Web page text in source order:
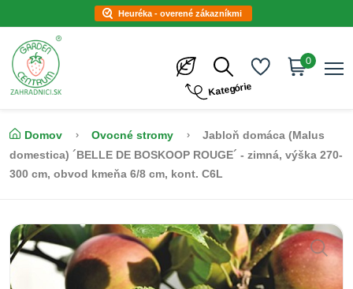
Heuréka - overené zákazníkmi
Kategórie
0
Domov Ovocné stromy
Jabloň domáca (Malus
domestica) ´BELLE DE BOSKOOP ROUGE´ - zimná, výška 270-
300 cm, obvod kmeňa 6/8 cm, kont. C6L